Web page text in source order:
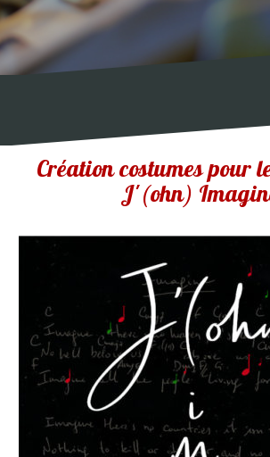
Création costumes pour
J'(ohn)